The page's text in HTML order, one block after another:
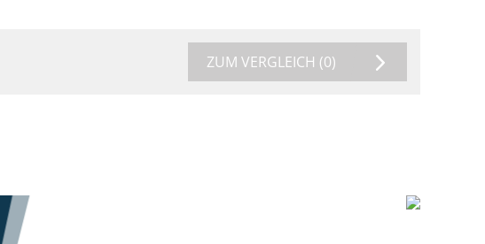
ZUM VERGLEICH (0)